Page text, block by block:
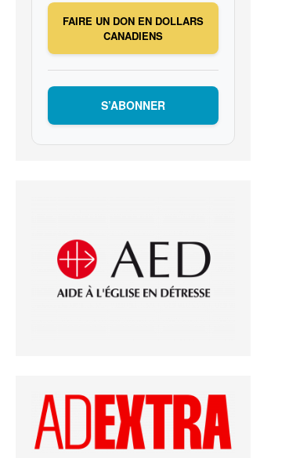
FAIRE UN DON EN DOLLARS
CANADIENS
S’ABONNER